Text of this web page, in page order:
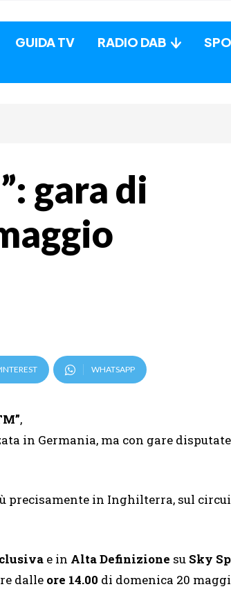
GUIDA TV RADIO DAB
gara di
WHATSAPP
,
in Germania, ma con gare disputate
precisamente in Inghilterra, sul
e in Alta Definizione su Sky
dalle ore 14.00 di domenica 20